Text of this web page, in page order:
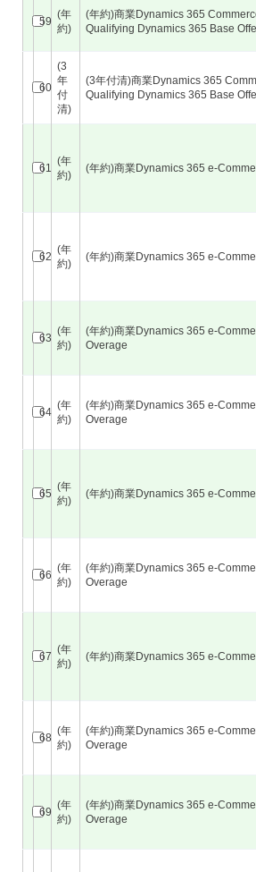
59
(年
約)
(年約)商業Dynamics 365
Qualifying Dynamics 365 Base
60
(3
年
付
清)
(3年付清)商業Dynamics 365
Qualifying Dynamics 365 Base
61
(年
約)
(年約)商業Dynamics 365 e-
62
(年
約)
(年約)商業Dynamics 365 e-
63
(年
約)
(年約)商業Dynamics 365 e-
Overage
64
(年
約)
(年約)商業Dynamics 365 e-
Overage
65
(年
約)
(年約)商業Dynamics 365 e-
66
(年
約)
(年約)商業Dynamics 365 e-
Overage
67
(年
約)
(年約)商業Dynamics 365 e-
68
(年
約)
(年約)商業Dynamics 365 e-
Overage
69
(年
約)
(年約)商業Dynamics 365 e-
Overage